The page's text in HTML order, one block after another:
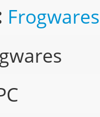
Frogwares